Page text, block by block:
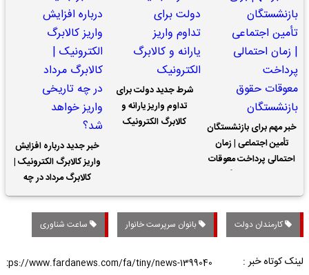
خبر مهم برای بازنشستگان
تأمین اجتماعی | زمان
احتمالی پرداخت معوقات
شرط جدید دولت برای
تداوم واریز یارانه و
کالابرگ الکترونیک
خبر جدید درباره افزایش
واریز کالابرگ الکترونیک |
کالابرگ مرداد در چه
تاریخی واریز خواهد شد؟
کارمندان دولت بانوان سرپرست خانوار ساعت شناوری
لینک کوتاه خبر :